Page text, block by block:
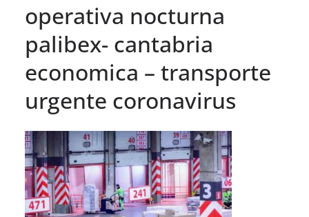
operativa nocturna
palibex- cantabria
economica – transporte
urgente coronavirus